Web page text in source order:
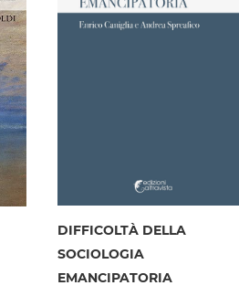
DIFFICOLTÀ DELLA
SOCIOLOGIA
EMANCIPATORIA